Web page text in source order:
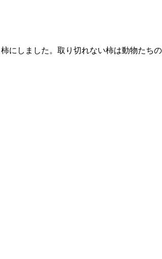
しました。取り切れない柿は動物たちの